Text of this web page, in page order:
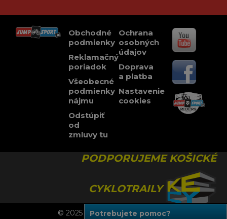
Potrebujete pomoc?
Obchodné
podmienky
Reklamačný
poriadok
Všeobecné
podmienky
nájmu
Odstúpiť
od
zmluvy tu
Ochrana
osobných
údajov
Doprava
a platba
Nastavenie
cookies
PODPORUJEME KOŠICKÉ
CYKLOTRAILY
© 2025 JUMPSPORT, Všetky práva vyhradené.